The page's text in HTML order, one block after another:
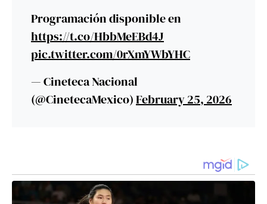
Programación disponible en
https://t.co/HbbMeEBd4J
pic.twitter.com/0rXmYWbYHC
— Cineteca Nacional
(@CinetecaMexico)February 25, 2026